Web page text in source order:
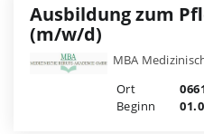
Ausbildung zum
(m/w/d)
MBA
Ort
Beginn